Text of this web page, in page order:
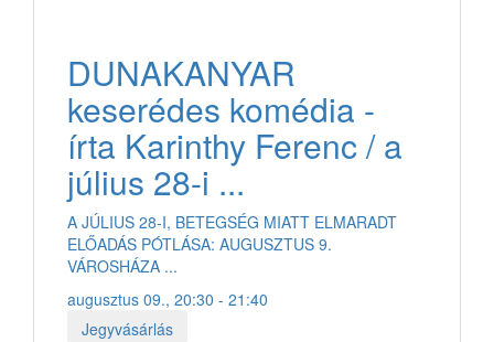
DUNAKANYAR
keserédes komédia -
írta Karinthy Ferenc / a
július 28-i ...
A JÚLIUS 28-I, BETEGSÉG MIATT ELMARADT
ELŐADÁS PÓTLÁSA: AUGUSZTUS 9.
VÁROSHÁZA ...
augusztus 09., 20:30 - 21:40
Jegyvásárlás